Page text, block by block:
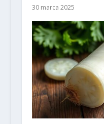
30 marca 2025